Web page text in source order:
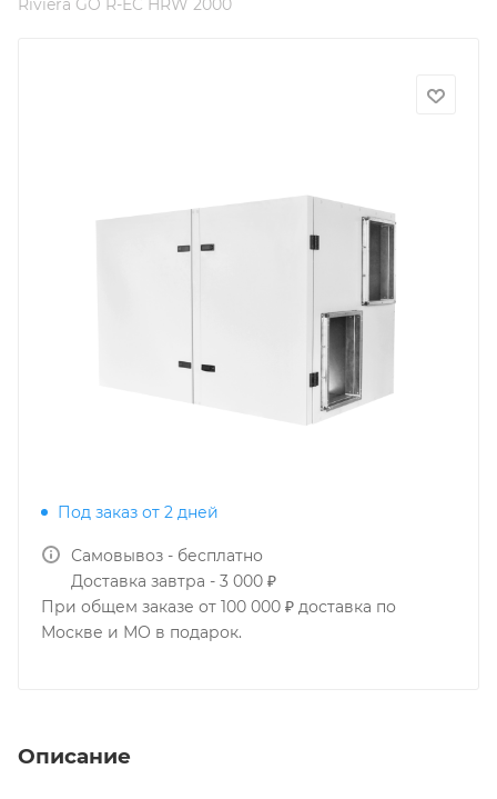
Riviera GO R-EC HRW 2000
Под заказ от 2 дней
Самовывоз - бесплатно
Доставка завтра - 3 000 ₽
При общем заказе от 100 000 ₽ доставка по
Москве и МО в подарок.
Описание